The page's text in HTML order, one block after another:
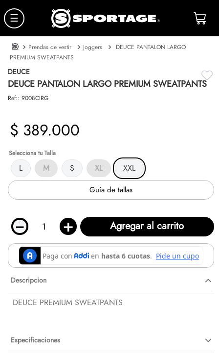
☰
Prendas de vestir Joggers
DEUCE PANTALON LARGO
PREMIUM SWEATPANTS
DEUCE
DEUCE PANTALON LARGO PREMIUM SWEATPANTS
Ref:: 9008CIRG
$ 389.000
Talla
L M S XL XXL
Guía de tallas
＋
－ Agregar al carrito
Descripcion
DEUCE PREMIUM SWEATPANTS
Especificaciones